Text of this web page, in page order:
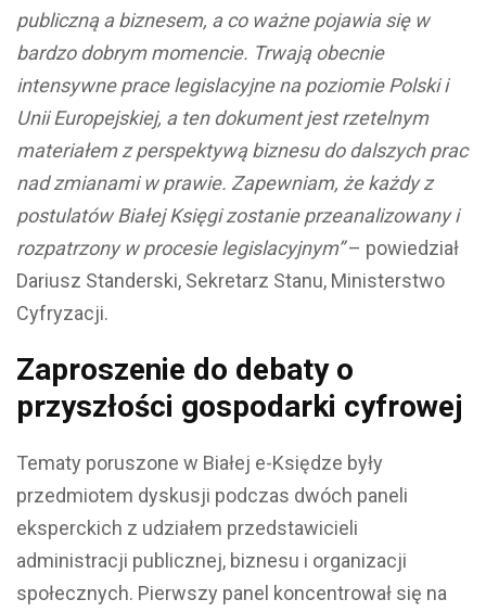
publiczną a biznesem, a co ważne pojawia się w
bardzo dobrym momencie. Trwają obecnie
intensywne prace legislacyjne na poziomie Polski i
Unii Europejskiej, a ten dokument jest rzetelnym
materiałem z perspektywą biznesu do dalszych prac
nad zmianami w prawie. Zapewniam, że każdy z
postulatów Białej Księgi zostanie przeanalizowany i
rozpatrzony w procesie legislacyjnym”– powiedział
Dariusz Standerski, Sekretarz Stanu, Ministerstwo
Cyfryzacji.
Zaproszenie do debaty o
przyszłości gospodarki cyfrowej
Tematy poruszone w Białej e-Księdze były
przedmiotem dyskusji podczas dwóch paneli
eksperckich z udziałem przedstawicieli
administracji publicznej, biznesu i organizacji
społecznych. Pierwszy panel koncentrował się na